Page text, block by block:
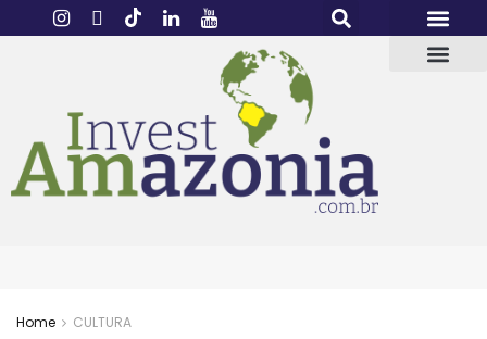
Home CULTURA